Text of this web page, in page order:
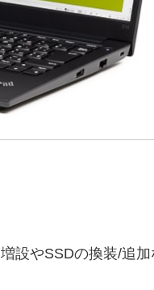
設やSSDの換装/追加